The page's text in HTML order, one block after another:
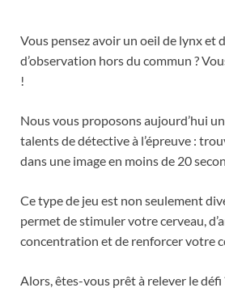
Vous pensez avoir un oeil de lynx et
d’observation hors du commun ?
!
Nous vous proposons aujourd’hui
talents de détective à l’épreuve :
dans une image en moins de 20
Ce type de jeu est non seulement
permet de stimuler votre cerveau,
concentration et de renforcer votre
Alors, êtes-vous prêt à relever le défi